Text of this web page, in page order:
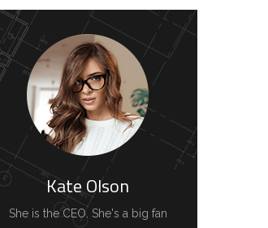
Kate Olson
She is the CEO. She's a big fan